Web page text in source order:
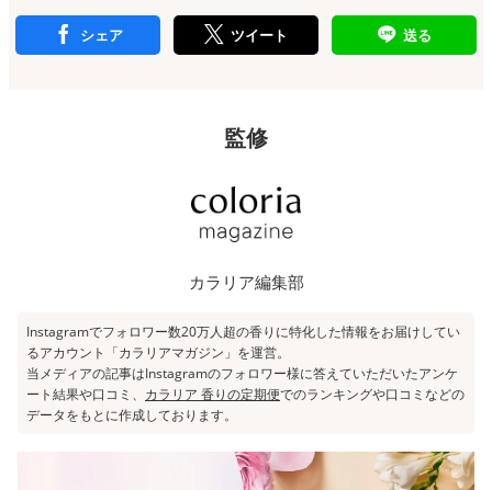
シェア ツイート 送る
監修
カラリア編集部
Instagramでフォロワー数20万人超の香りに特化した情報をお届けしてい
るアカウント「カラリアマガジン 」を運営。
当メディアの記事はInstagramのフォロワー様に答えていただいたアンケ
ート結果や口コミ、 カラリア 香りの定期便でのランキングや口コミなどの
データをもとに作成しております。